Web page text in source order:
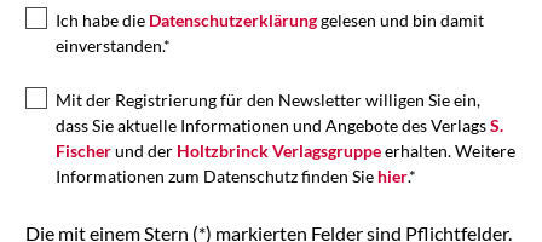
Ich habe die Datenschutzerklärunggelesen und bin damit
einverstanden.*
Mit der Registrierung für den Newsletter willigen Sie ein,
dass Sie aktuelle Informationen und Angebote des VerlagsS.
Fischerund der Holtzbrinck Verlagsgruppeerhalten. Weitere
Informationen zum Datenschutz finden Sie hier.*
Die mit einem Stern (*) markierten Felder sind Pflichtfelder.